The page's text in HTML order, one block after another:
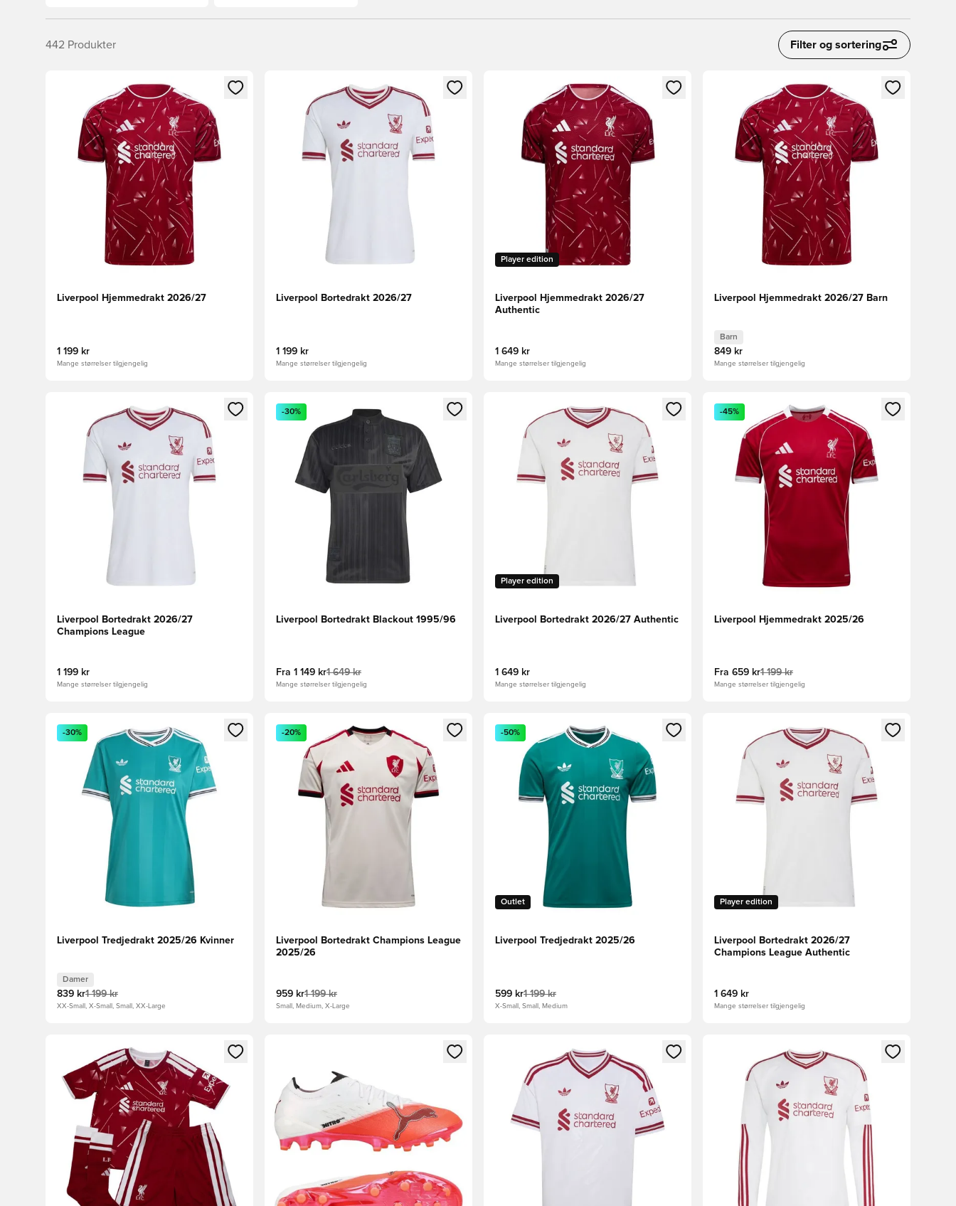
442 Produkter Filter og sortering
Åpner en Modal for å logge inn eller registrere deg som medlem
Liverpool Hjemmedrakt 2026/27
1 199 kr
Mange størrelser tilgjengelig
Åpner en Modal for å logge inn eller registrere deg som medlem
Liverpool Bortedrakt 2026/27
1 199 kr
Mange størrelser tilgjengelig
Åpner en Modal for å logge inn eller registrere deg som medlem
Player edition
Liverpool Hjemmedrakt 2026/27
Authentic
1 649 kr
Mange størrelser tilgjengelig
Åpner en Modal for å logge inn eller registrere
Liverpool Hjemmedrakt 2026/27 Barn
Barn
849 kr
Mange størrelser tilgjengelig
Åpner en Modal for å logge inn eller registrere deg som medlem
Liverpool Bortedrakt 2026/27
Champions League
1 199 kr
Mange størrelser tilgjengelig
Åpner en Modal for å logge inn eller registrere deg som medlem
-30%
Liverpool Bortedrakt Blackout 1995/96
Fra 1 149 kr1 649 kr
Mange størrelser tilgjengelig
Åpner en Modal for å logge inn eller registrere deg som medlem
Player edition
Liverpool Bortedrakt 2026/27 Authentic
1 649 kr
Mange størrelser tilgjengelig
Åpner en Modal for å logge inn eller registrere
-45%
Liverpool Hjemmedrakt 2025/26
Fra 659 kr1 199 kr
Mange størrelser tilgjengelig
Åpner en Modal for å logge inn eller registrere deg som medlem
-30%
Liverpool Tredjedrakt 2025/26 Kvinner
Damer
839 kr1 199 kr
XX-Small, X-Small, Small, XX-Large
Åpner en Modal for å logge inn eller registrere deg som medlem
-20%
Liverpool Bortedrakt Champions League
2025/26
959 kr1 199 kr
Small, Medium, X-Large
Åpner en Modal for å logge inn eller registrere deg som medlem
Outlet
-50%
Liverpool Tredjedrakt 2025/26
599 kr1 199 kr
X-Small, Small, Medium
Åpner en Modal for å logge inn eller registrere
Player edition
Liverpool Bortedrakt 2026/27
Champions League Authentic
1 649 kr
Mange størrelser tilgjengelig
Åpner en Modal for å logge inn eller registrere deg som medlemÅpner en Modal for å logge inn eller registrere deg som medlemÅpner en Modal for å logge inn eller registrere deg som medlemÅpner en Modal for å logge inn eller registrere